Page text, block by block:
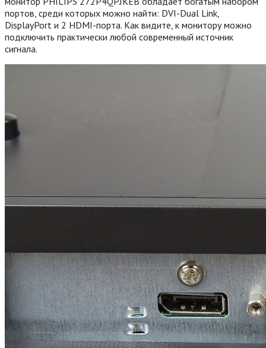
портов, среди которых можно найти: DVI-Dual Link,
DisplayPort и 2 HDMI-порта. Как видите, к монитору можно
подключить практически любой современный источник
сигнала.